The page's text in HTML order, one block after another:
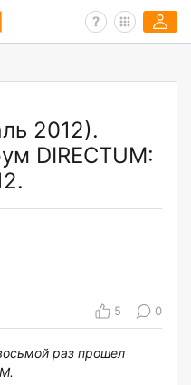
2012).
DIRECTUM:
5
0
раз прошел